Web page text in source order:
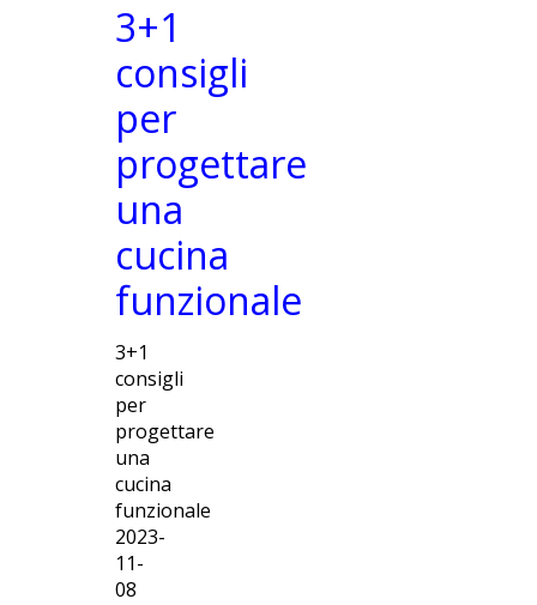
3+1
consigli
per
progettare
una
cucina
funzionale
3+1
consigli
per
progettare
una
cucina
funzionale
2023-
11-
08